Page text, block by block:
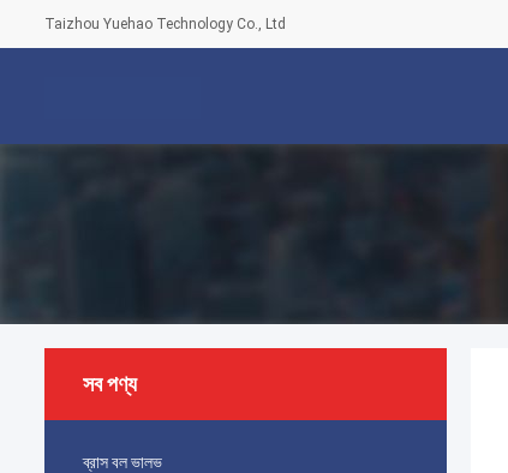
Taizhou Yuehao Technology Co., Ltd
সব পণ্য
ব্রাস বল ভালভ